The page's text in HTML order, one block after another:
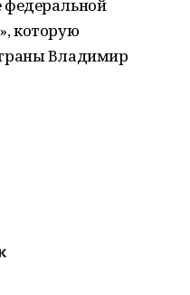
которую
Владимир